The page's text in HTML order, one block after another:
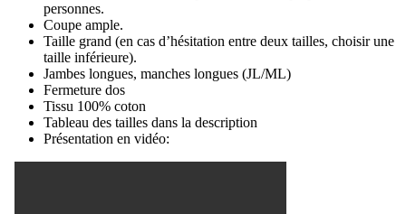
personnes.
Coupe ample.
Taille grand (en cas d’hésitation entre deux tailles, choisir une
taille inférieure).
Jambes longues, manches longues (JL/ML)
Fermeture dos
Tissu 100% coton
Tableau des tailles dans la description
Présentation en vidéo: